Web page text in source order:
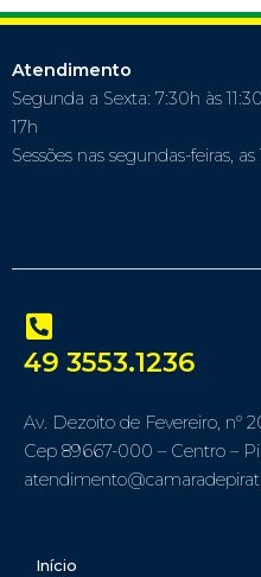
Atendimento
Segunda a Sexta: 7:30h às
17h
Sessões nas segundas-feiras, as
49 3553.1236
Av. Dezoito de Fevereiro, nº
Cep 89667-000 – Centro –
Início